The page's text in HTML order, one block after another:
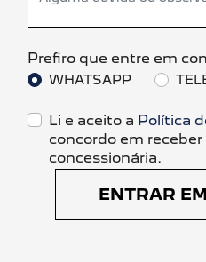
Prefiro que entre em
WHATSAPP
Li e aceito a Política
concordo em
concessionária.
ENTRAR